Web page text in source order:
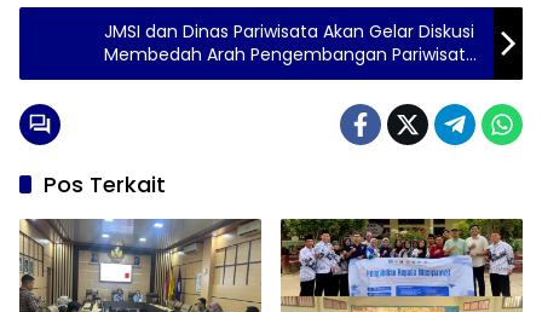
JMSI dan Dinas Pariwisata Akan Gelar Diskusi
Membedah Arah Pengembangan Pariwisata
Kabupaten Pesawaran
Pos Terkait